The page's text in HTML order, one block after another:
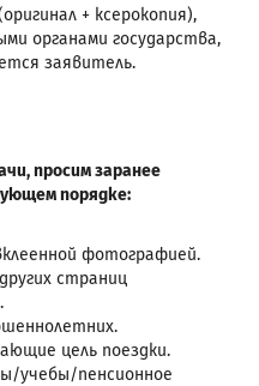
+ ксерокопия),
органами государства,
заявитель.
просим заранее
порядке:
фотографией.
страниц
цель поездки.
учебы/пенсионное